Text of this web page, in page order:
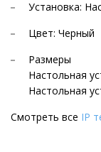
Установка:
Цвет: Черный
Размеры
Настольная
Настольная
Смотреть все IP